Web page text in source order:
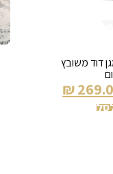
דוד משובץ
₪